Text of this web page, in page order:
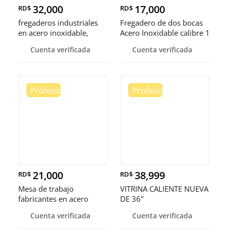
RD$ 32,000
fregaderos industriales
en acero inoxidable,
Cuenta verificada
RD$ 17,000
Fregadero de dos bocas
Acero Inoxidable calibre 1
Cuenta verificada
RD$ 21,000
Mesa de trabajo
fabricantes en acero
Cuenta verificada
RD$ 38,999
VITRINA CALIENTE NUEVA
DE 36"
Cuenta verificada